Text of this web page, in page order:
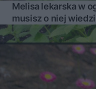
Melisa lekarska w
musisz o niej